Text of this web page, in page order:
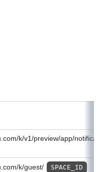
k/v1/preview/app/
k/guest/ SPACE_ID